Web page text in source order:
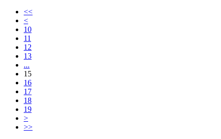
<<
<
10
11
12
13
...
15
16
17
18
19
>
>>